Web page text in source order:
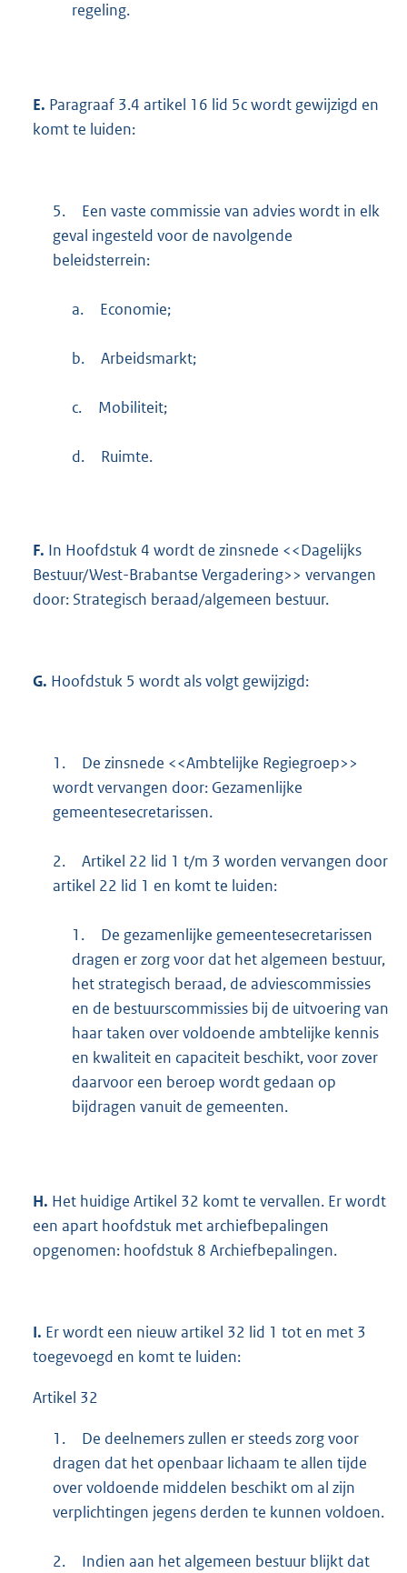
regeling.
E. Paragraaf 3.4 artikel 16 lid 5c wordt gewijzigd en
komt te luiden:
5.
Een vaste commissie van advies wordt in elk
geval ingesteld voor de navolgende
beleidsterrein:
a. Economie;
b. Arbeidsmarkt;
c. Mobiliteit;
d. Ruimte.
F. In Hoofdstuk 4 wordt de zinsnede <<Dagelijks
Bestuur/West-Brabantse Vergadering>> vervangen
door: Strategisch beraad/algemeen bestuur.
G. Hoofdstuk 5 wordt als volgt gewijzigd:
1.
De zinsnede <<Ambtelijke Regiegroep>>
wordt vervangen door: Gezamenlijke
gemeentesecretarissen.
2.
Artikel 22 lid 1 t/m 3 worden vervangen door
artikel 22 lid 1 en komt te luiden:
1.
De gezamenlijke gemeentesecretarissen
dragen er zorg voor dat het algemeen bestuur,
het strategisch beraad, de adviescommissies
en de bestuurscommissies bij de uitvoering van
haar taken over voldoende ambtelijke kennis
en kwaliteit en capaciteit beschikt, voor zover
daarvoor een beroep wordt gedaan op
bijdragen vanuit de gemeenten.
H. Het huidige Artikel 32 komt te vervallen. Er wordt
een apart hoofdstuk met archiefbepalingen
opgenomen: hoofdstuk 8 Archiefbepalingen.
I. Er wordt een nieuw artikel 32 lid 1 tot en met 3
toegevoegd en komt te luiden:
Artikel 32
1.
De deelnemers zullen er steeds zorg voor
dragen dat het openbaar lichaam te allen tijde
over voldoende middelen beschikt om al zijn
verplichtingen jegens derden te kunnen voldoen.
2. Indien aan het algemeen bestuur blijkt dat